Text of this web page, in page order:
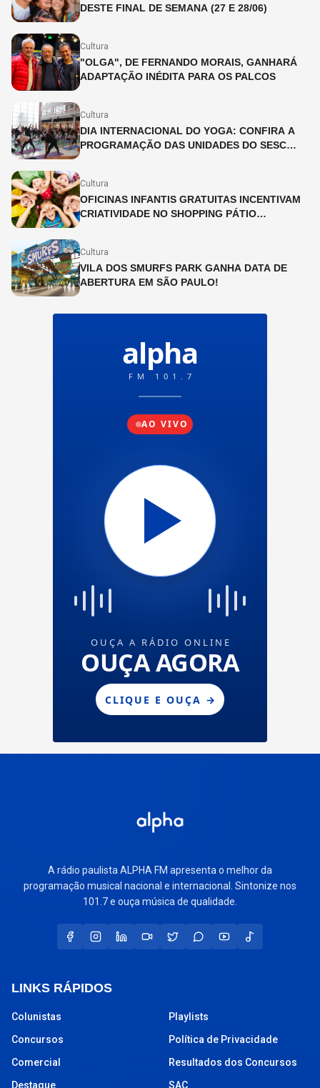
DESTE FINAL DE SEMANA (27 E 28/06)
Cultura
"OLGA", DE FERNANDO MORAIS, GANHARÁ
ADAPTAÇÃO INÉDITA PARA OS PALCOS
Cultura
DIA INTERNACIONAL DO YOGA: CONFIRA A
PROGRAMAÇÃO DAS UNIDADES DO SESC
Cultura
OFICINAS INFANTIS GRATUITAS INCENTIVAM
CRIATIVIDADE NO SHOPPING PÁTIO
Cultura
VILA DOS SMURFS PARK GANHA DATA DE
ABERTURA EM SÃO PAULO!
A rádio paulista ALPHA FM apresenta o melhor da
programação musical nacional e internacional. Sintonize nos
101.7 e ouça música de qualidade.
LINKS RÁPIDOS
Colunistas
Concursos
Comercial
Destaque
Playlists
Política de Privacidade
Resultados dos Concursos
SAC